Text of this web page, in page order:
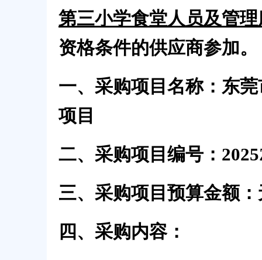
第三小学食堂人员及管
资格条件的供应商参加。
一、采购项目名称： 东
项目
二、采购项目编号：
三、采购项目预算金额 ：
四、采购内容：